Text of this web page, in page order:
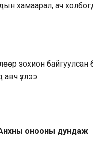
хамаарал, ач
зохион байгуулсан
үзлээ.
онооны дундаж